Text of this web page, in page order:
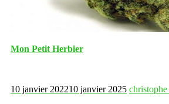
Mon Petit Herbier
10 janvier 202210 janvier 2025 christophe